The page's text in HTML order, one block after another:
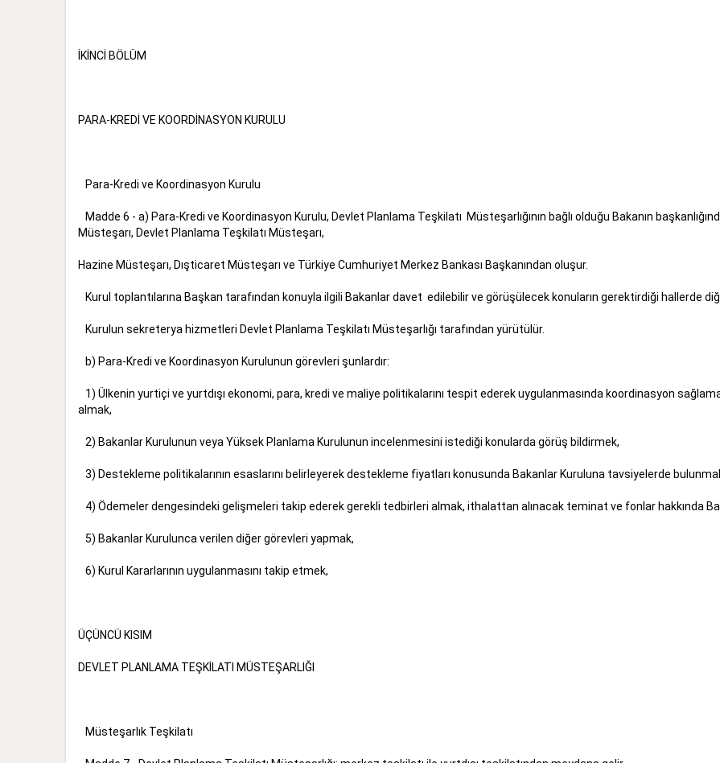
İKİNCİ BÖLÜM
PARA-KREDİ VE KOORDİNASYON KURULU
Para-Kredi ve Koordinasyon Kurulu
Madde 6 - a) Para-Kredi ve Koordinasyon Kurulu, Devlet Planlama Teşkilatı Müsteşarlığının bağlı olduğu Bakanın
Müsteşarı, Devlet Planlama Teşkilatı Müsteşarı,
Hazine Müsteşarı, Dışticaret Müsteşarı ve Türkiye Cumhuriyet Merkez Bankası Başkanından oluşur.
Kurul toplantılarına Başkan tarafından konuyla ilgili Bakanlar davet edilebilir ve görüşülecek konuların gerektirdiği
Kurulun sekreterya hizmetleri Devlet Planlama Teşkilatı Müsteşarlığı tarafından yürütülür.
b) Para-Kredi ve Koordinasyon Kurulunun görevleri şunlardır:
1) Ülkenin yurtiçi ve yurtdışı ekonomi, para, kredi ve maliye politikalarını tespit ederek uygulanmasında koordinasyon
almak,
2) Bakanlar Kurulunun veya Yüksek Planlama Kurulunun incelenmesini istediği konularda görüş bildirmek,
3) Destekleme politikalarının esaslarını belirleyerek destekleme fiyatları konusunda Bakanlar Kuruluna tavsiyelerde
4) Ödemeler dengesindeki gelişmeleri takip ederek gerekli tedbirleri almak, ithalattan alınacak teminat ve fonlar
5) Bakanlar Kurulunca verilen diğer görevleri yapmak,
6) Kurul Kararlarının uygulanmasını takip etmek,
ÜÇÜNCÜ KISIM
DEVLET PLANLAMA TEŞKİLATI MÜSTEŞARLIĞI
Müsteşarlık Teşkilatı